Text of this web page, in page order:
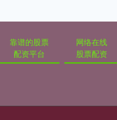
靠谱的股票
配资平台
网络在线
股票配资